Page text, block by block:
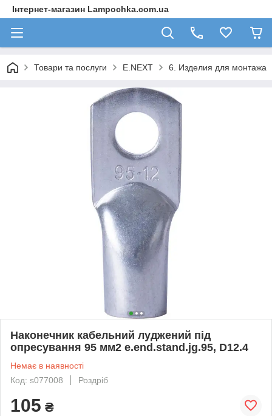
Інтернет-магазин Lampochka.com.ua
Товари та послуги E.NEXT 6. Изделия для монтажа
Наконечник кабельний луджений під
опресування 95 мм2 e.end.stand.jg.95, D12.4
Немає в наявності
Код: s077008
Роздріб
105 ₴